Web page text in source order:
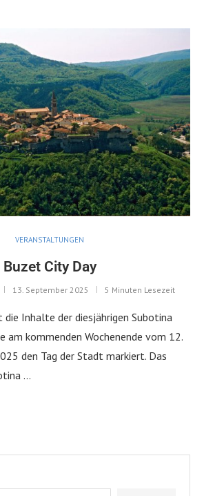
VERANSTALTUNGEN
Buzet City Day
13. September 2025 5 Minuten Lesezeit
Inhalte der diesjährigen Subotina
am kommenden Wochenende vom 12.
den Tag der Stadt markiert. Das
…